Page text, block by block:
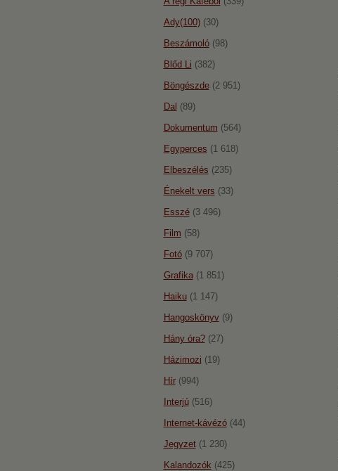
Ady(100)(30)
Beszámoló(98)
Blőd Li (382)
Böngészde(2 951)
Dal (89)
Dokumentum (564)
Egyperces (1 618)
Elbeszélés (235)
Énekelt vers (33)
Esszé(3 496)
Film (58)
Fotó(9 707)
Grafika(1 851)
Haiku(1 147)
Hangoskönyv(9)
Hány óra?(27)
Házimozi (19)
Hír(994)
Interjú(516)
Internet-kávézó(44)
Jegyzet(1 230)
Kalandozók (425)